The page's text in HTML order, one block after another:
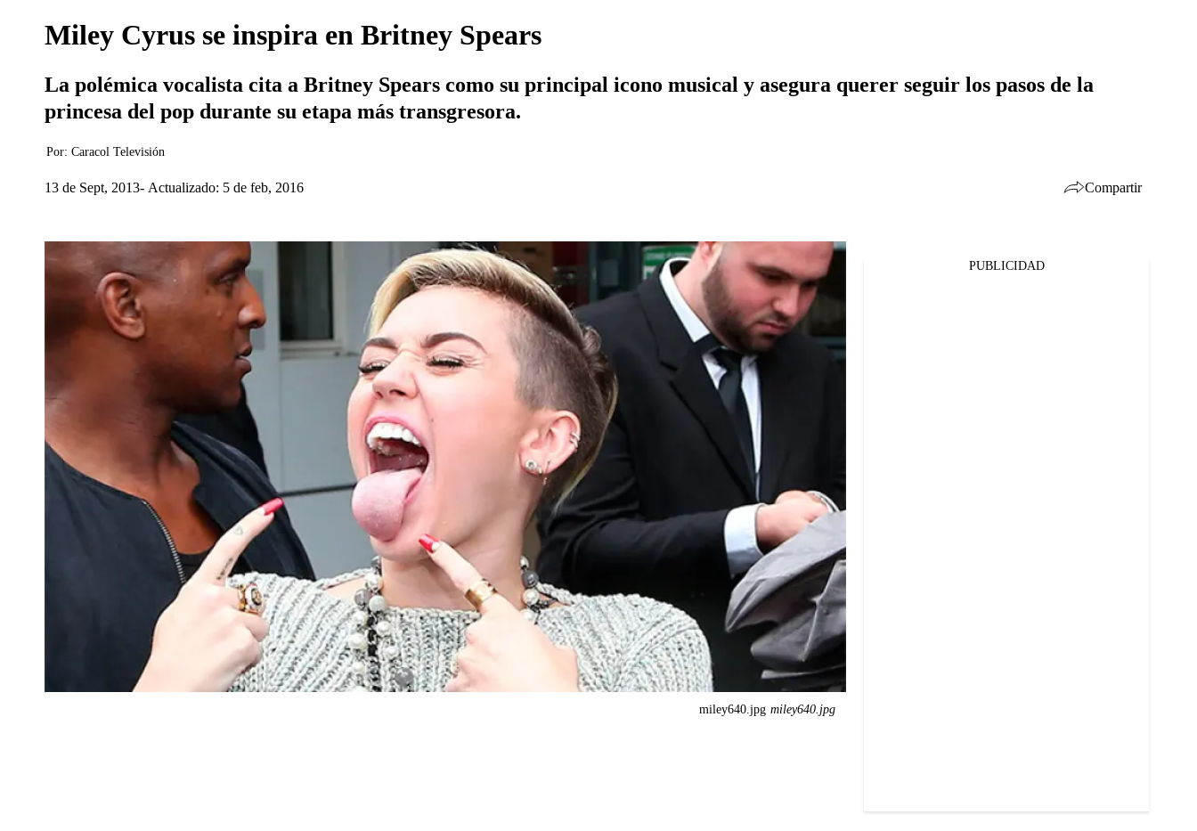
Miley Cyrus se inspira en Britney Spears
La polémica vocalista cita a Britney Spears como su principal icono musical y asegura querer seguir los pasos de la
princesa del pop durante su etapa más transgresora.
Por: Caracol Televisión
13 de Sept, 2013 Actualizado: 5 de feb, 2016 Compartir
miley640.jpg miley640.jpg
PUBLICIDAD